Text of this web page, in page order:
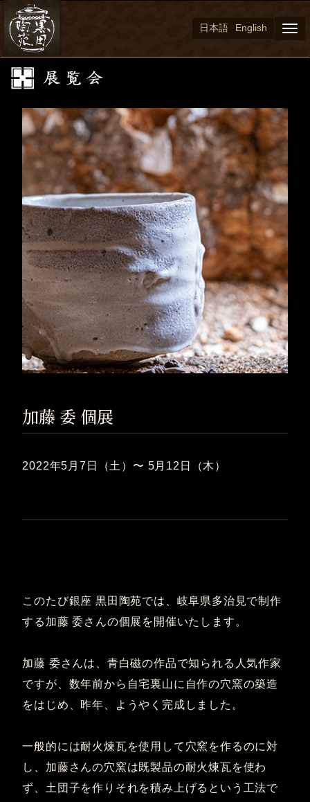
日本語 English
加藤 委 個展
2022年5月7日（土）〜 5月12日（木）
このたび銀座 黒田陶苑では、岐阜県多治見で制作
する加藤 委さんの個展を開催いたします。
加藤 委さんは、青白磁の作品で知られる人気作家
ですが、数年前から自宅裏山に自作の穴窯の築造
をはじめ、昨年、ようやく完成しました。
一般的には耐火煉瓦を使用して穴窯を作るのに対
し、加藤さんの穴窯は既製品の耐火煉瓦を使わ
ず、土団子を作りそれを積み上げるという工法で